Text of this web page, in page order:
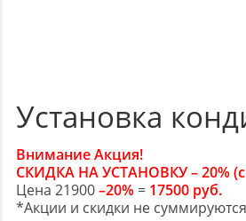
Установка
Внимание Акция!
СКИДКА НА УСТАНОВКУ – 20% (с
Цена 21900–20% = 17500 руб.
*Акции и скидки не